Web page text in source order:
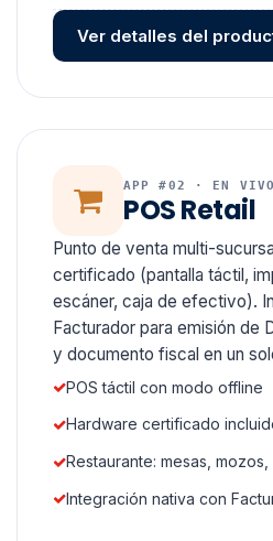
Ver detalles del
APP #02 · EN VIVO
POS Retail
Punto de venta multi-
certificado (pantalla táctil,
escáner, caja de efectivo).
Facturador para emisión de
y documento fiscal en un
POS táctil con modo offline
Hardware certificado
Restaurante: mesas,
Integración nativa con